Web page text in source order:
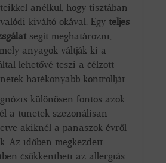
anélkül, hogy tisztában
kiváltó okával. Egy teljes
segít meghatározni,
anyagok váltják ki a
lehetővé teszi a célzott
hatékonyabb kontrollját.
különösen fontos azok
a tünetek szezonálisan
akiknél a panaszok évről
Az időben megkezdett
csökkentheti az allergiás